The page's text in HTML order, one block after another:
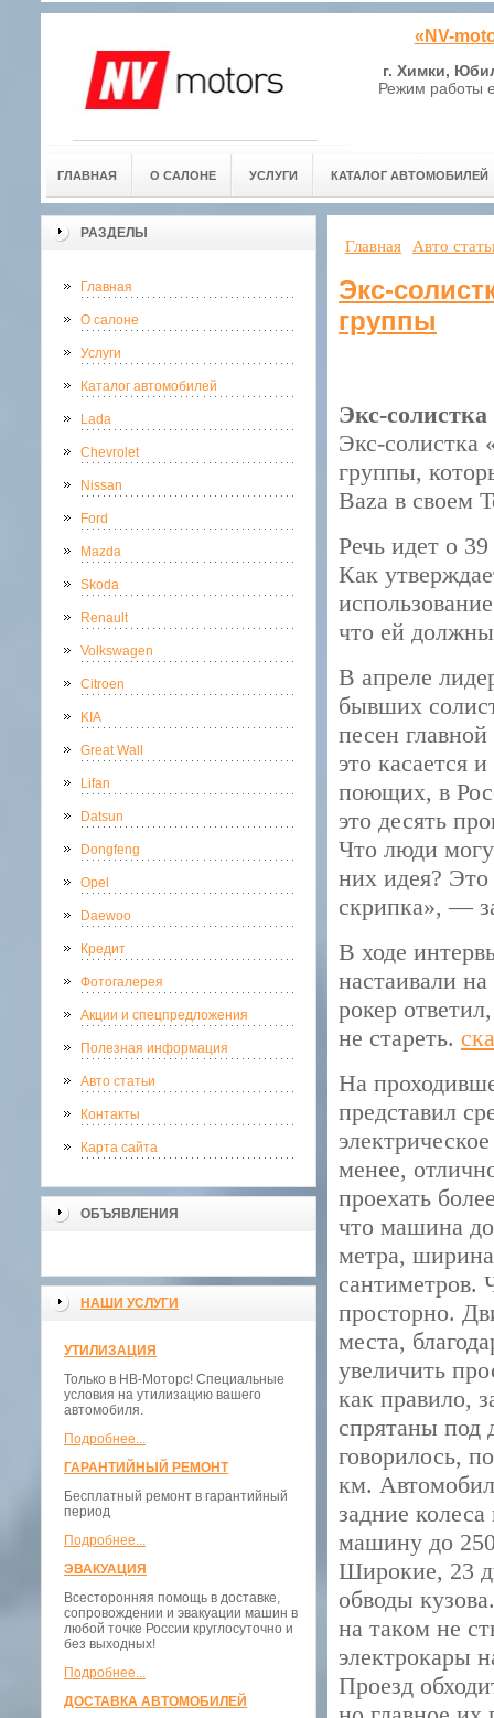
«NV-
г. Химки,
Режим работы
ГЛАВНАЯ О САЛОНЕ УСЛУГИ КАТАЛОГ АВТОМОБИЛЕЙ
РАЗДЕЛЫ
Главная
О салоне
Услуги
Каталог автомобилей
Lada
Chevrolet
Nissan
Ford
Mazda
Skoda
Renault
Volkswagen
Citroen
KIA
Great Wall
Lifan
Datsun
Dongfeng
Opel
Daewoo
Кредит
Фотогалерея
Акции и спецпредложения
Полезная информация
Авто статьи
Контакты
Карта сайта
ОБЪЯВЛЕНИЯ
НАШИ УСЛУГИ
УТИЛИЗАЦИЯ
Только в НВ-Моторс! Специальные
условия на утилизацию вашего
автомобиля.
Подробнее...
ГАРАНТИЙНЫЙ РЕМОНТ
Бесплатный ремонт в гарантийный
период
Подробнее...
ЭВАКУАЦИЯ
Всесторонняя помощь в доставке,
сопровождении и эвакуации машин в
любой точке России круглосуточно и
без выходных!
Подробнее...
ДОСТАВКА АВТОМОБИЛЕЙ
Главная Авто
Экс-
группы
Экс-
Экс-солистка
группы,
Baza в своем
Речь идет о
Как
что ей
В апреле
бывших
песен
это касается
поющих, в
это десять
Что люди
них идея?
скрипка», —
В ходе
настаивали
рокер
не стареть.
На
представил
менее,
проехать
что машина
метра,
сантиметров.
просторно.
места,
увеличить
как правило,
спрятаны
говорилось,
км.
задние
машину до
Широкие, 23
обводы
на таком не
электрокары
Проезд